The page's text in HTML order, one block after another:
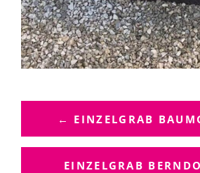
B
I
T
← EINZELGRAB
EINZELGRAB